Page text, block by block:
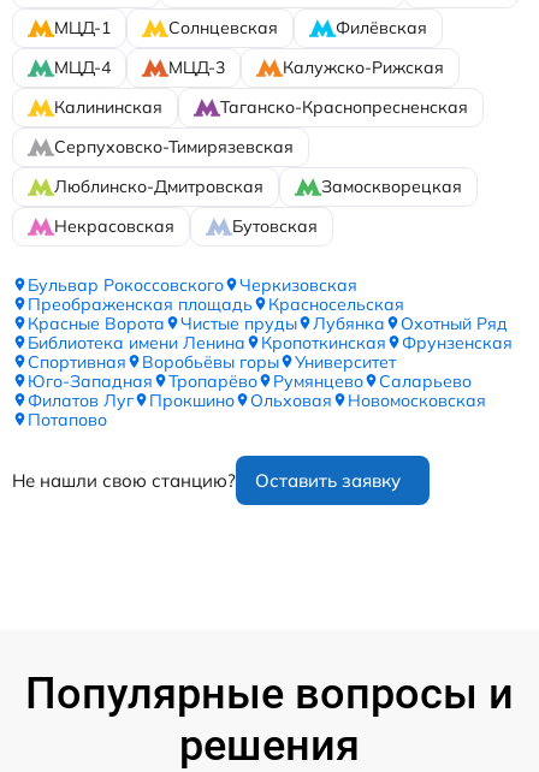
МЦД-1
Солнцевская
Филёвская
МЦД-4
МЦД-3
Калужско-Рижская
Калининская
Таганско-Краснопресненская
Серпуховско-Тимирязевская
Люблинско-Дмитровская
Замоскворецкая
Некрасовская
Бутовская
Бульвар Рокоссовского
Черкизовская
Преображенская площадь
Красносельская
Красные Ворота
Чистые пруды Лубянка
Охотный Ряд
Библиотека имени Ленина
Кропоткинская
Фрунзенская
Спортивная
Воробьёвы горы
Университет
Юго-Западная
Тропарёво Румянцево
Саларьево
Филатов Луг
Прокшино Ольховая
Новомосковская
Потапово
Не нашли свою станцию? Оставить заявку
Популярные вопросы и
решения